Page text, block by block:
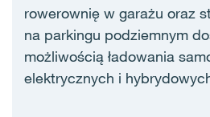
rowerownię w garażu oraz
na parkingu podziemnym
możliwością ładowania
elektrycznych i